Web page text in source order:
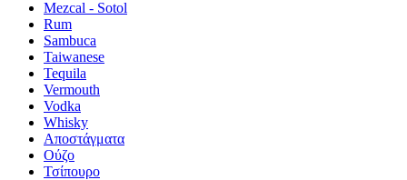
Mezcal - Sotol
Rum
Sambuca
Taiwanese
Tequila
Vermouth
Vodka
Whisky
Αποστάγματα
Ούζο
Τσίπουρο